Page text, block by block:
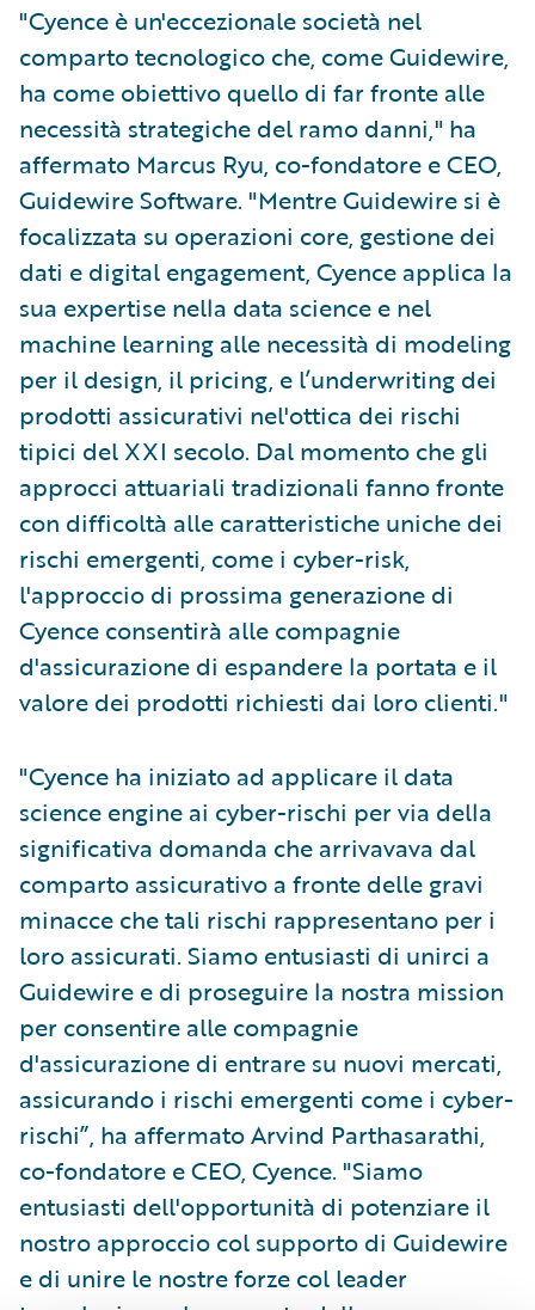
"Cyence è un'eccezionale società nel
comparto tecnologico che, come Guidewire,
ha come obiettivo quello di far fronte alle
necessità strategiche del ramo danni," ha
affermato Marcus Ryu, co-fondatore e CEO,
Guidewire Software. "Mentre Guidewire si è
focalizzata su operazioni core, gestione dei
dati e digital engagement, Cyence applica la
sua expertise nella data science e nel
machine learning alle necessità di modeling
per il design, il pricing, e l’underwriting dei
prodotti assicurativi nel'ottica dei rischi
tipici del XXI secolo. Dal momento che gli
approcci attuariali tradizionali fanno fronte
con difficoltà alle caratteristiche uniche dei
rischi emergenti, come i cyber-risk,
l'approccio di prossima generazione di
Cyence consentirà alle compagnie
d'assicurazione di espandere la portata e il
valore dei prodotti richiesti dai loro clienti."
"Cyence ha iniziato ad applicare il data
science engine ai cyber-rischi per via della
significativa domanda che arrivavava dal
comparto assicurativo a fronte delle gravi
minacce che tali rischi rappresentano per i
loro assicurati. Siamo entusiasti di unirci a
Guidewire e di proseguire la nostra mission
per consentire alle compagnie
d'assicurazione di entrare su nuovi mercati,
assicurando i rischi emergenti come i cyber-
rischi”, ha affermato Arvind Parthasarathi,
co-fondatore e CEO, Cyence. "Siamo
entusiasti dell'opportunità di potenziare il
nostro approccio col supporto di Guidewire
e di unire le nostre forze col leader